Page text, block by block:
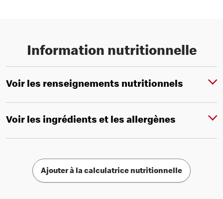
Information nutritionnelle
Voir les renseignements nutritionnels
Voir les ingrédients et les allergènes
Ajouter à la calculatrice nutritionnelle